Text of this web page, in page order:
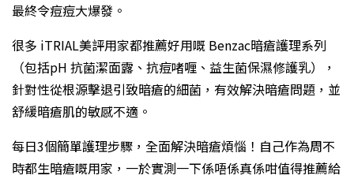
最終令痘痘大爆發。
很多 iTRIAL美評用家都推薦好用嘅 Benzac暗瘡護理系列
（包括pH 抗菌潔面露、抗痘啫喱、益生菌保濕修護乳），
針對性從根源擊退引致暗瘡的細菌，有效解決暗瘡問題，並
舒緩暗瘡肌的敏感不適。
每日3個簡單護理步驟，全面解決暗瘡煩惱！自己作為周不
時都生暗瘡嘅用家，一於實測一下係唔係真係咁值得推薦給